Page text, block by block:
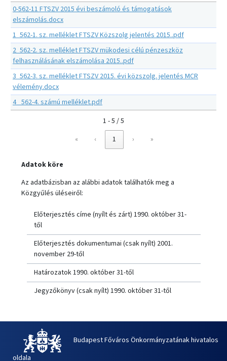
0-562-11 FTSZV 2015 évi beszámoló és támogatások
elszámolás.docx
1_562-1. sz. melléklet FTSZV Közszolg jelentés 2015..pdf
2_562-2. sz. melléklet FTSZV mükodesi célú pénzeszköz
felhasználásának elszámolása 2015..pdf
3_562-3. sz. melléklet FTSZV 2015. évi közszolg. jelentés MCR
vélemény.docx
4_ 562-4. számú melléklet.pdf
1 - 5 / 5
«
‹ 1 › »
Adatok köre
Az adatbázisban az alábbi adatok találhatók meg a
Közgyűlés üléseiről:
Előterjesztés címe (nyílt és zárt) 1990. október 31-
től
Előterjesztés dokumentumai (csak nyílt) 2001.
november 29-től
Határozatok 1990. október 31-től
Jegyzőkönyv (csak nyílt) 1990. október 31-től
Budapest Főváros Önkormányzatának hivatalos
oldala